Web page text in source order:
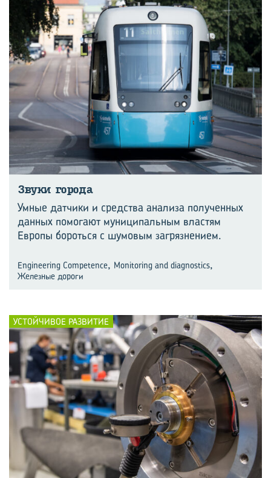
Звуки го­ро­да
Умные датчики и средства анализа полученных
данных помогают муниципальным властям
Европы бороться с шумовым загрязнением.
Engineering Competence, Monitoring and diagnostics,
Железные дороги
УСТОЙЧИВОЕ РАЗВИТИЕ